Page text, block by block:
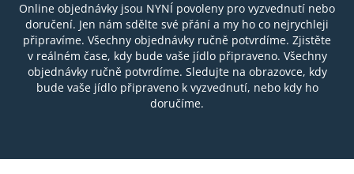
Online objednávky jsou NYNÍ povoleny pro vyzvednutí nebo
doručení. Jen nám sdělte své přání a my ho co nejrychleji
připravíme. Všechny objednávky ručně potvrdíme. Zjistěte
v reálném čase, kdy bude vaše jídlo připraveno. Všechny
objednávky ručně potvrdíme. Sledujte na obrazovce, kdy
bude vaše jídlo připraveno k vyzvednutí, nebo kdy ho
doručíme.